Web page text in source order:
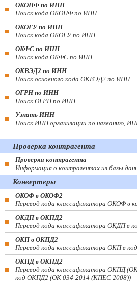
ОКОПФ по ИНН
Поиск кода ОКОПФ по ИНН
ОКОГУ по ИНН
Поиск кода ОКОГУ по ИНН
ОКФС по ИНН
Поиск кода ОКФС по ИНН
ОКВЭД2 по ИНН
Поиск основного кода ОКВЭД2 по ИНН
ОГРН по ИНН
Поиск ОГРН по ИНН
Узнать ИНН
Поиск ИНН организации по названию,
Проверка контрагента
Проверка контрагента
Информация о контрагентах из базы
Конвертеры
ОКОФ в ОКОФ2
Перевод кода классификатора ОКОФ в
ОКДП в ОКПД2
Перевод кода классификатора ОКДП в
ОКП в ОКПД2
Перевод кода классификатора ОКП в
ОКПД в ОКПД2
Перевод кода классификатора ОКПД
код ОКПД2 (ОК 034-2014 (КПЕС 2008))